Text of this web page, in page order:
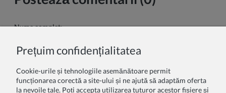
Nume complet:
Prețuim confidențialitatea
Cookie-urile și tehnologiile asemănătoare permit
funcționarea corectă a site-ului și ne ajută să adaptăm oferta
la nevoile tale. Poți accepta utilizarea tuturor acestor fișiere și